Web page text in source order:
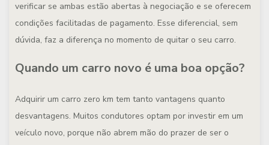
verificar se ambas estão abertas à negociação e se oferecem
condições facilitadas de pagamento. Esse diferencial, sem
dúvida, faz a diferença no momento de quitar o seu carro.
Quando um carro novo é uma boa opção?
Adquirir um carro zero km tem tanto vantagens quanto
desvantagens. Muitos condutores optam por investir em um
veículo novo, porque não abrem mão do prazer de ser o